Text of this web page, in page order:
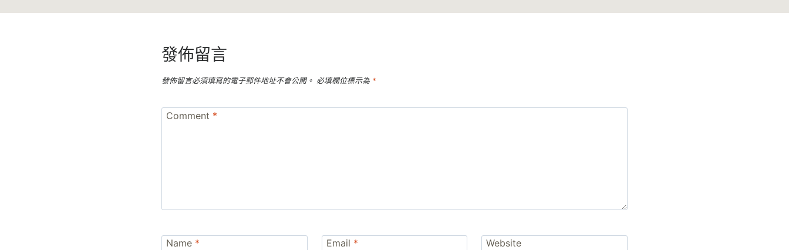
發佈留言
發佈留言必須填寫的電子郵件地址不會公開。 必填欄位標示為 *
Comment *
Name * Email * Website